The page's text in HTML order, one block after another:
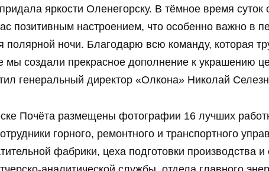
яркости Оленегорску. В тёмное время суток
позитивным настроением, что особенно важно в
ночи. Благодарю всю команду, которая
мы создали прекрасное дополнение к украшению
генеральный директор «Олкона» Николай
Почёта размещены фотографии 16 лучших
горного, ремонтного и транспортного
фабрики, цеха подготовки производства и